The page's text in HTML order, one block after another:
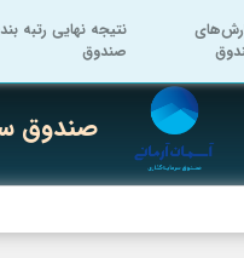
نتیجه نهایی رتبه
صندوق
صندوق